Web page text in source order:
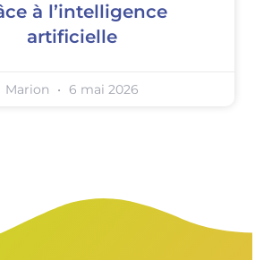
à l’intelligence
artificielle
Marion 6 mai 2026